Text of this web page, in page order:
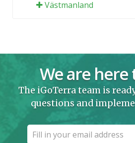
Västmanland
We are here
The iGoTerra team is
questions and